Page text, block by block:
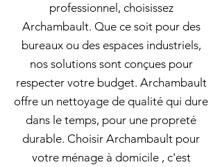
professionnel, choisissez
Archambault. Que ce soit pour des
bureaux ou des espaces industriels,
nos solutions sont conçues pour
respecter votre budget. Archambault
offre un nettoyage de qualité qui dure
dans le temps, pour une propreté
durable. Choisir Archambault pour
votre ménage à domicile , c'est